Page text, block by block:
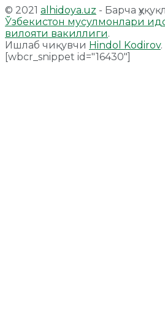
© 2021 alhidoya.uz - Барча
Ўзбекистон мусулмонлари
вилояти вакиллиги.
Ишлаб чиқувчи Hindol Kodirov.
[wbcr_snippet id="16430"]